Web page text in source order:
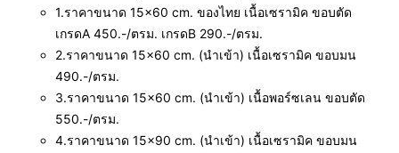
1.ราคาขนาด 15×60 cm. ของไทย เนื้อเซรามิค ขอบตัด
เกรดA 450.-/ตรม. เกรดB 290.-/ตรม.
2.ราคาขนาด 15×60 cm. (นำเข้า) เนื้อเซรามิค ขอบมน
490.-/ตรม.
3.ราคาขนาด 15×60 cm. (นำเข้า) เนื้อพอร์ซเลน ขอบตัด
550.-/ตรม.
4.ราคาขนาด 15×90 cm. (นำเข้า) เนื้อเซรามิค ขอบมน